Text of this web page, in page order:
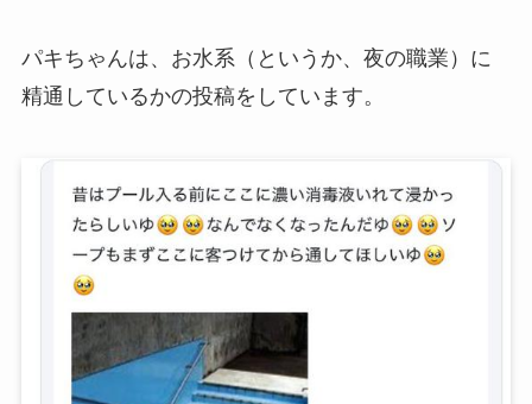
パキちゃんは、お水系（というか、夜の職業）に
精通しているかの投稿をしています。